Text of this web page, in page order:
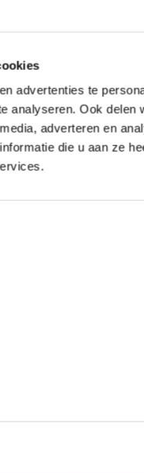
advertenties te
analyseren. Ook
adverteren en
die u aan ze